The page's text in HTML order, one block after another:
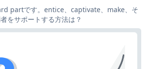
partです。entice、captivate、make、そ
をサポートする方法は？